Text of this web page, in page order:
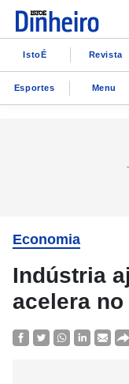
IstoÉ Revista
Esportes Menu
Economia
Indústria
acelera no